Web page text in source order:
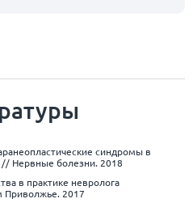
синдромы в
// Нервные болезни. 2018
в практике невролога
Приволжье. 2017